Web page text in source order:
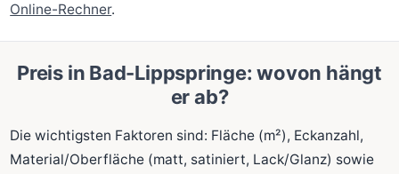
Online-Rechner.
Preis in Bad-Lippspringe: wovon hängt
er ab?
Die wichtigsten Faktoren sind: Fläche (m²), Eckanzahl,
Material/Oberfläche (matt, satiniert, Lack/Glanz) sowie